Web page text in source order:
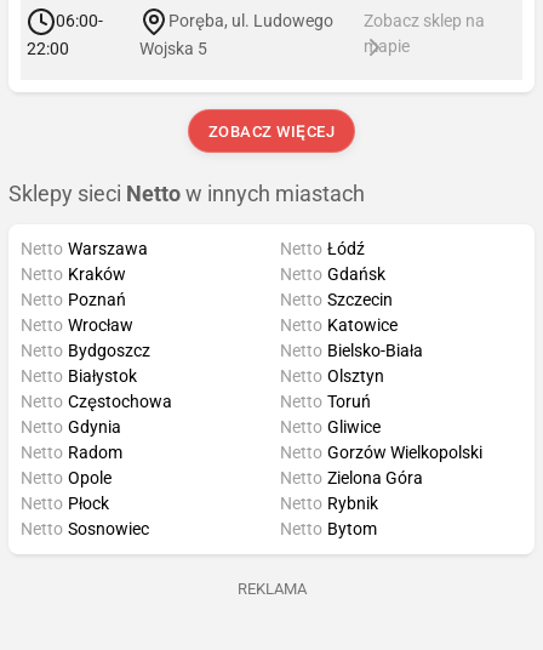
06:00-
22:00
Poręba, ul. Ludowego
Wojska 5
Zobacz sklep na
mapie
ZOBACZ WIĘCEJ
Sklepy sieci Netto w innych miastach
Netto Warszawa
Netto Kraków
Netto Poznań
Netto Wrocław
Netto Łódź
Netto Gdańsk
Netto Szczecin
Netto Katowice
Netto Bydgoszcz
Netto Białystok
Netto Częstochowa
Netto Gdynia
Netto Bielsko-Biała
Netto Olsztyn
Netto Toruń
Netto Gliwice
Netto Radom
Netto Opole
Netto Płock
Netto Sosnowiec
Netto Gorzów Wielkopolski
Netto Zielona Góra
Netto Rybnik
Netto Bytom
REKLAMA